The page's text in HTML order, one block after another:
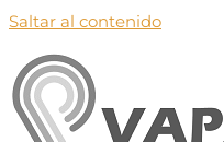
Saltar al contenido